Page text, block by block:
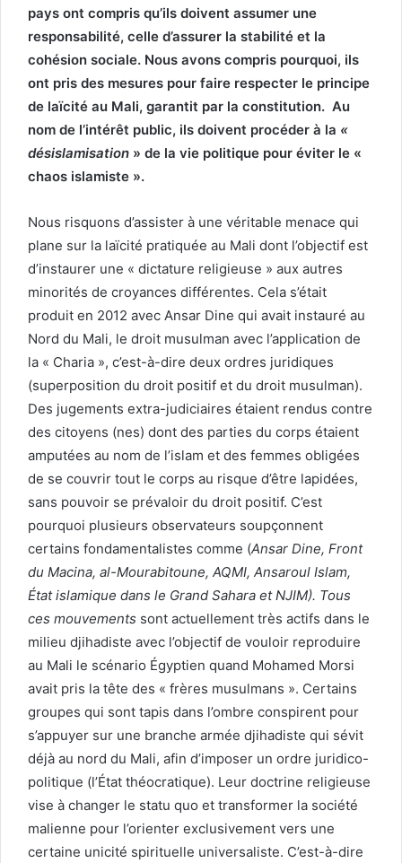
pays ont compris qu’ils doivent assumer une
responsabilité, celle d’assurer la stabilité et la
cohésion sociale. Nous avons compris pourquoi, ils
ont pris des mesures pour faire respecter le principe
de laïcité au Mali, garantit par la constitution. Au
nom de l’intérêt public, ils doivent procéder à la «
désislamisation » de la vie politique pour éviter le «
chaos islamiste ».
Nous risquons d’assister à une véritable menace qui
plane sur la laïcité pratiquée au Mali dont l’objectif est
d’instaurer une « dictature religieuse » aux autres
minorités de croyances différentes. Cela s’était
produit en 2012 avec Ansar Dine qui avait instauré au
Nord du Mali, le droit musulman avec l’application de
la « Charia », c’est-à-dire deux ordres juridiques
(superposition du droit positif et du droit musulman).
Des jugements extra-judiciaires étaient rendus contre
des citoyens (nes) dont des parties du corps étaient
amputées au nom de l’islam et des femmes obligées
de se couvrir tout le corps au risque d’être lapidées,
sans pouvoir se prévaloir du droit positif. C’est
pourquoi plusieurs observateurs soupçonnent
certains fondamentalistes comme (Ansar Dine, Front
du Macina, al-Mourabitoune, AQMI, Ansaroul Islam,
État islamique dans le Grand Sahara et NJIM). Tous
ces mouvements sont actuellement très actifs dans le
milieu djihadiste avec l’objectif de vouloir reproduire
au Mali le scénario Égyptien quand Mohamed Morsi
avait pris la tête des « frères musulmans ». Certains
groupes qui sont tapis dans l’ombre conspirent pour
s’appuyer sur une branche armée djihadiste qui sévit
déjà au nord du Mali, afin d’imposer un ordre juridico-
politique (l’État théocratique). Leur doctrine religieuse
vise à changer le statu quo et transformer la société
malienne pour l’orienter exclusivement vers une
certaine unicité spirituelle universaliste. C’est-à-dire